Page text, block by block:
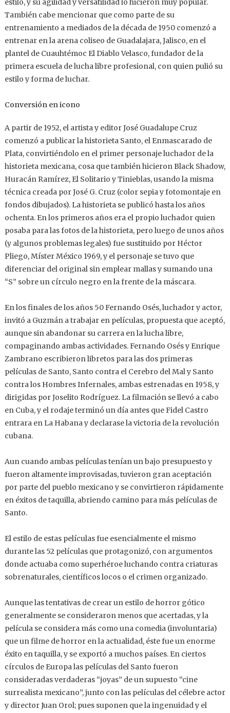
estilo, y su agilidad y versatilidad lo hicieron muy popular.
También cabe mencionar que como parte de su
entrenamiento a mediados de la década de 1950 comenzó a
entrenar en la arena coliseo de Guadalajara, Jalisco, en el
plantel de Cuauhtémoc El Diablo Velasco, fundador de la
primera escuela de lucha libre profesional, con quien pulió su
estilo y forma de luchar.
Conversión en icono
A partir de 1952, el artista y editor José Guadalupe Cruz
comenzó a publicar la historieta Santo, el Enmascarado de
Plata, convirtiéndolo en el primer personaje luchador de la
historieta mexicana, cosa que también hicieron Black Shadow,
Huracán Ramírez, El Solitario y Tinieblas, usando la misma
técnica creada por José G. Cruz (color sepia y fotomontaje en
fondos dibujados). La historieta se publicó hasta los años
ochenta. En los primeros años era el propio luchador quien
posaba para las fotos de la historieta, pero luego de unos años
(y algunos problemas legales) fue sustituido por Héctor
Pliego, Míster México 1969, y el personaje se tuvo que
diferenciar del original sin emplear mallas y sumando una
“S” sobre un círculo negro en la frente de la máscara.
En los finales de los años 50 Fernando Osés, luchador y actor,
invitó a Guzmán a trabajar en películas, propuesta que aceptó,
aunque sin abandonar su carrera en la lucha libre,
compaginando ambas actividades. Fernando Osés y Enrique
Zambrano escribieron libretos para las dos primeras
películas de Santo, Santo contra el Cerebro del Mal y Santo
contra los Hombres Infernales, ambas estrenadas en 1958, y
dirigidas por Joselito Rodríguez. La filmación se llevó a cabo
en Cuba, y el rodaje terminó un día antes que Fidel Castro
entrara en La Habana y declarase la victoria de la revolución
cubana.
Aun cuando ambas películas tenían un bajo presupuesto y
fueron altamente improvisadas, tuvieron gran aceptación
por parte del pueblo mexicano y se convirtieron rápidamente
en éxitos de taquilla, abriendo camino para más películas de
Santo.
El estilo de estas películas fue esencialmente el mismo
durante las 52 películas que protagonizó, con argumentos
donde actuaba como superhéroe luchando contra criaturas
sobrenaturales, científicos locos o el crimen organizado.
Aunque las tentativas de crear un estilo de horror gótico
generalmente se consideraron menos que acertadas, y la
película se considera más como una comedia (involuntaria)
que un filme de horror en la actualidad, éste fue un enorme
éxito en taquilla, y se exportó a muchos países. En ciertos
círculos de Europa las películas del Santo fueron
consideradas verdaderas “joyas” de un supuesto “cine
surrealista mexicano”, junto con las películas del célebre actor
y director Juan Orol; pues suponen que la ingenuidad y el